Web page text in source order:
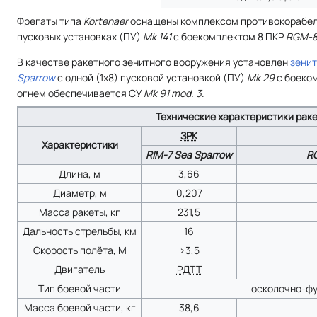
Фрегаты типа Kortenaerоснащены комплексом
пусковых установках (ПУ) Mk 141с боекомплектом 8 ПКР RGM-
В качестве ракетного зенитного вооружения установлен
Sparrowс одной (1х8) пусковой установкой (ПУ) Mk 29с
огнем обеспечивается СУMk 91 mod. 3.
Технические характеристики
Характеристики
ЗРК
RIM-7 Sea Sparrow
Длина, м
3,66
Диаметр, м
0,207
Масса ракеты, кг
231,5
Дальность стрельбы, км
16
Скорость полёта, М
>3,5
Двигатель
РДТТ
Тип боевой части
осколочно-
Масса боевой части, кг
38,6